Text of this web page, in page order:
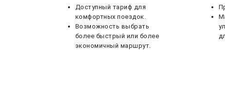
Доступный тариф для
комфортных поездок.
Возможность выбрать
более быстрый или более
экономичный маршрут.